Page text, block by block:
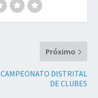
Próximo
CAMPEONATO DISTRITAL
DE CLUBES